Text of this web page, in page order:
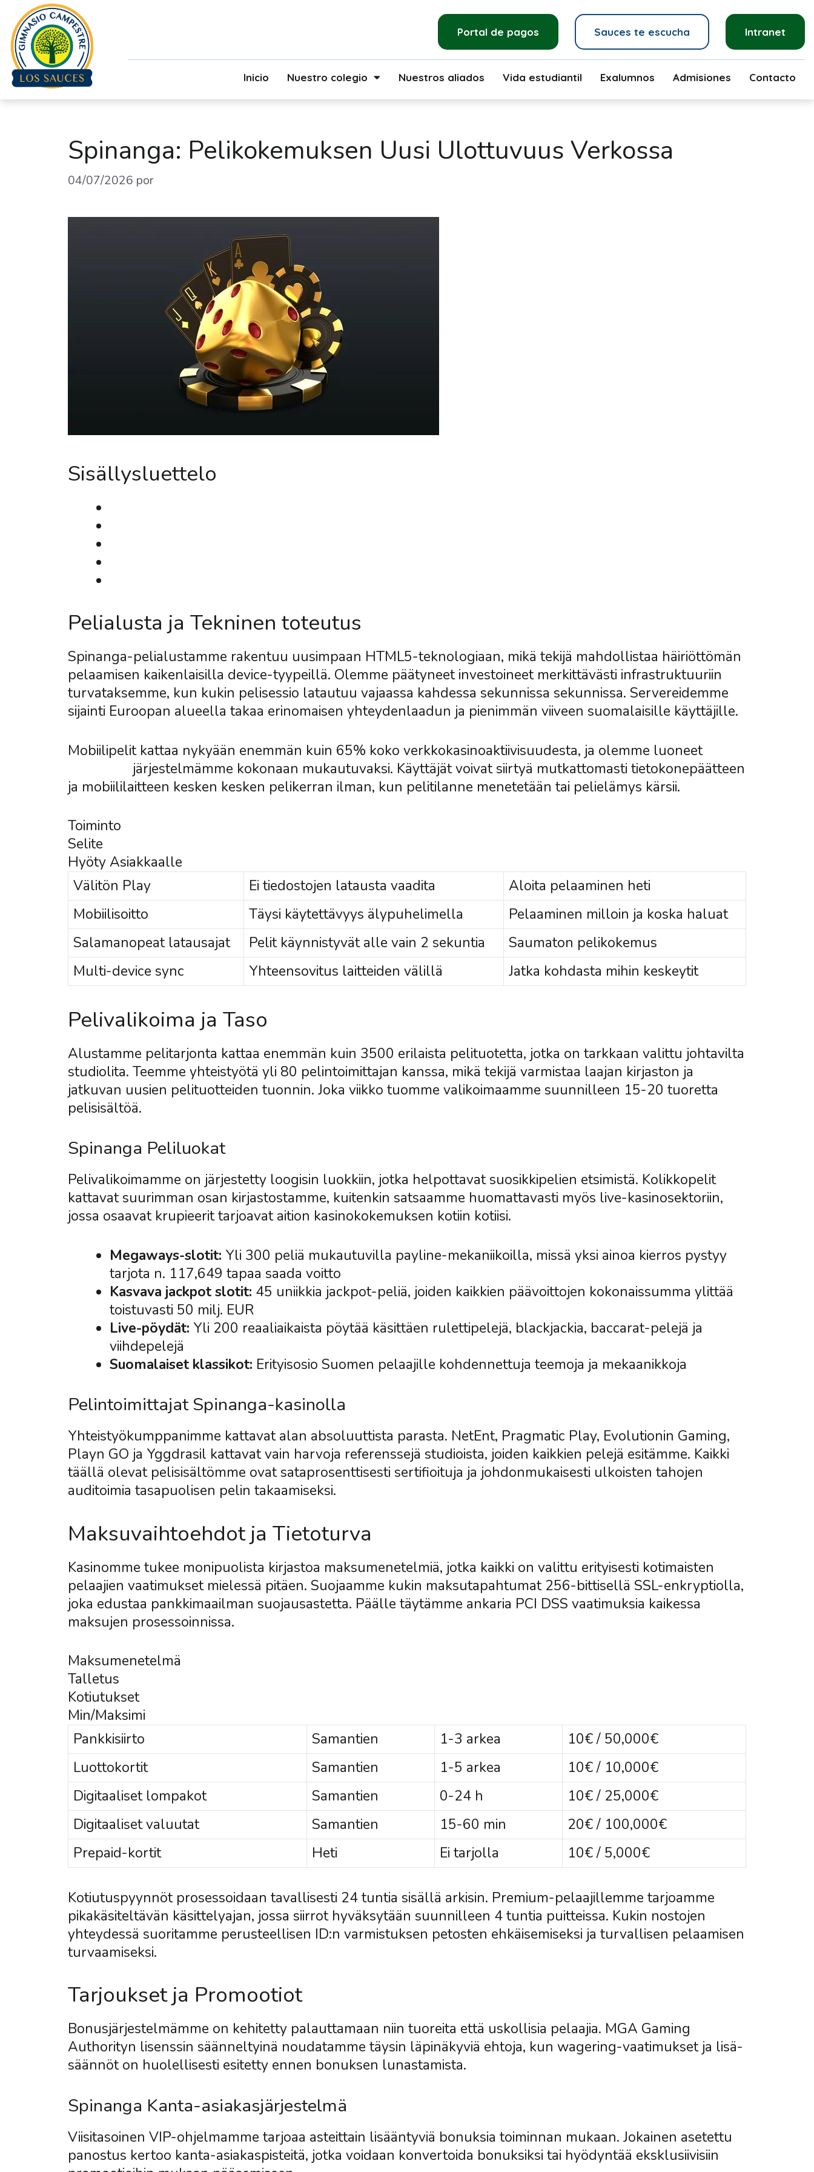
Portal de pagos Sauces te escucha Intranet
Inicio Nuestro colegio Nuestros aliados Vida estudiantil Exalumnos Admisiones Contacto
Spinanga: Pelikokemuksen Uusi Ulottuvuus Verkossa
04/07/2026 por
Sisällysluettelo
Pelialusta ja Tekninen toteutus
Spinanga-pelialustamme rakentuu uusimpaan HTML5-teknologiaan, mikä tekijä mahdollistaa häiriöttömän
pelaamisen kaikenlaisilla device-tyypeillä. Olemme päätyneet investoineet merkittävästi infrastruktuuriin
turvataksemme, kun kukin pelisessio latautuu vajaassa kahdessa sekunnissa sekunnissa. Servereidemme
sijainti Euroopan alueella takaa erinomaisen yhteydenlaadun ja pienimmän viiveen suomalaisille käyttäjille.
Mobiilipelit kattaa nykyään enemmän kuin 65% koko verkkokasinoaktiivisuudesta, ja olemme luoneet
järjestelmämme kokonaan mukautuvaksi. Käyttäjät voivat siirtyä mutkattomasti tietokonepäätteen
ja mobiililaitteen kesken kesken pelikerran ilman, kun pelitilanne menetetään tai pelielämys kärsii.
Toiminto
Selite
Hyöty Asiakkaalle
Välitön Play
Ei tiedostojen latausta vaadita
Aloita pelaaminen heti
Mobiilisoitto
Täysi käytettävyys älypuhelimella
Pelaaminen milloin ja koska haluat
Salamanopeat latausajat
Pelit käynnistyvät alle vain 2 sekuntia
Saumaton pelikokemus
Multi-device sync
Yhteensovitus laitteiden välillä Jatka kohdasta mihin keskeytit
Pelivalikoima ja Taso
Alustamme pelitarjonta kattaa enemmän kuin 3500 erilaista pelituotetta, jotka on tarkkaan valittu johtavilta
studiolita. Teemme yhteistyötä yli 80 pelintoimittajan kanssa, mikä tekijä varmistaa laajan kirjaston ja
jatkuvan uusien pelituotteiden tuonnin. Joka viikko tuomme valikoimaamme suunnilleen 15-20 tuoretta
pelisisältöä.
Spinanga Peliluokat
Pelivalikoimamme on järjestetty loogisin luokkiin, jotka helpottavat suosikkipelien etsimistä. Kolikkopelit
kattavat suurimman osan kirjastostamme, kuitenkin satsaamme huomattavasti myös live-kasinosektoriin,
jossa osaavat krupieerit tarjoavat aition kasinokokemuksen kotiin kotiisi.
Megaways-slotit: Yli 300 peliä mukautuvilla payline-mekaniikoilla, missä yksi ainoa kierros pystyy
tarjota n. 117,649 tapaa saada voitto
Kasvava jackpot slotit: 45 uniikkia jackpot-peliä, joiden kaikkien päävoittojen kokonaissumma ylittää
toistuvasti 50 milj. EUR
Live-pöydät: Yli 200 reaaliaikaista pöytää käsittäen rulettipelejä, blackjackia, baccarat-pelejä ja
viihdepelejä
Suomalaiset klassikot: Erityisosio Suomen pelaajille kohdennettuja teemoja ja mekaanikkoja
Pelintoimittajat Spinanga-kasinolla
Yhteistyökumppanimme kattavat alan absoluuttista parasta. NetEnt, Pragmatic Play, Evolutionin Gaming,
Playn GO ja Yggdrasil kattavat vain harvoja referenssejä studioista, joiden kaikkien pelejä esitämme. Kaikki
täällä olevat pelisisältömme ovat sataprosenttisesti sertifioituja ja johdonmukaisesti ulkoisten tahojen
auditoimia tasapuolisen pelin takaamiseksi.
Maksuvaihtoehdot ja Tietoturva
Kasinomme tukee monipuolista kirjastoa maksumenetelmiä, jotka kaikki on valittu erityisesti kotimaisten
pelaajien vaatimukset mielessä pitäen. Suojaamme kukin maksutapahtumat 256-bittisellä SSL-enkryptiolla,
joka edustaa pankkimaailman suojausastetta. Päälle täytämme ankaria PCI DSS vaatimuksia kaikessa
maksujen prosessoinnissa.
Maksumenetelmä
Talletus
Kotiutukset
Min/Maksimi
Pankkisiirto
Samantien 1-3 arkea
10€ / 50,000€
Luottokortit
Samantien 1-5 arkea
10€ / 10,000€
Digitaaliset lompakot
Samantien 0-24 h
10€ / 25,000€
Digitaaliset valuutat
Samantien 15-60 min
20€ / 100,000€
Prepaid-kortit
Heti Ei tarjolla 10€ / 5,000€
Kotiutuspyynnöt prosessoidaan tavallisesti 24 tuntia sisällä arkisin. Premium-pelaajillemme tarjoamme
pikakäsiteltävän käsittelyajan, jossa siirrot hyväksytään suunnilleen 4 tuntia puitteissa. Kukin nostojen
yhteydessä suoritamme perusteellisen ID:n varmistuksen petosten ehkäisemiseksi ja turvallisen pelaamisen
turvaamiseksi.
Tarjoukset ja Promootiot
Bonusjärjestelmämme on kehitetty palauttamaan niin tuoreita että uskollisia pelaajia. MGA Gaming
Authorityn lisenssin säänneltyinä noudatamme täysin läpinäkyviä ehtoja, kun wagering-vaatimukset ja lisä-
säännöt on huolellisesti esitetty ennen bonuksen lunastamista.
Spinanga Kanta-asiakasjärjestelmä
Viisitasoinen VIP-ohjelmamme tarjoaa asteittain lisääntyviä bonuksia toiminnan mukaan. Jokainen asetettu
panostus kertoo kanta-asiakaspisteitä, jotka voidaan konvertoida bonuksiksi tai hyödyntää eksklusiivisiin